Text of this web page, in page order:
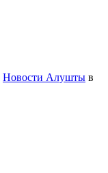
Новости Алушты в